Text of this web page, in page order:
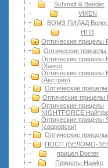
Schmidt & Bender
VIXEN
ВОМЗ ПИЛАД
НПЗ
Оптические прицелы
Оптические прицелы
Оптические прицелы
(Хакко)
Оптические прицелы
(Австрия)
Оптические
Оптические прицелы
Оптические прицелы
NIGHTFORCE
Оптические прицелы
(сваровски)
Оптические
ПОСП (БЕЛОМО-
прицел Docter
Прицелы Hawke